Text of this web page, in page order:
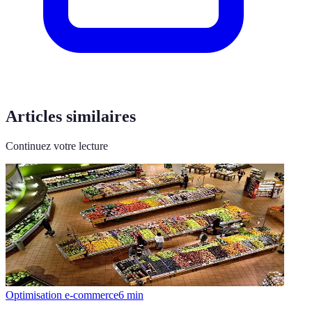
Articles similaires
Continuez votre lecture
Optimisation e-commerce6 min